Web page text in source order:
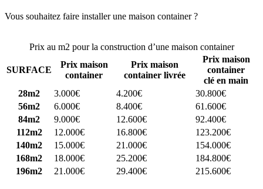
Vous souhaitez faire installer une maison container ?
Prix au m2 pour la construction d’une maison container
SURFACE
Prix maison
container
Prix maison
container livrée
Prix maison
container
clé en main
28m2
3.000€ 4.200€
30.800€
56m2
6.000€ 8.400€
61.600€
84m2
9.000€ 12.600€
92.400€
112m2
12.000€ 16.800€
123.200€
140m2
15.000€ 21.000€
154.000€
168m2
18.000€ 25.200€
184.800€
196m2
21.000€ 29.400€ 215.600€